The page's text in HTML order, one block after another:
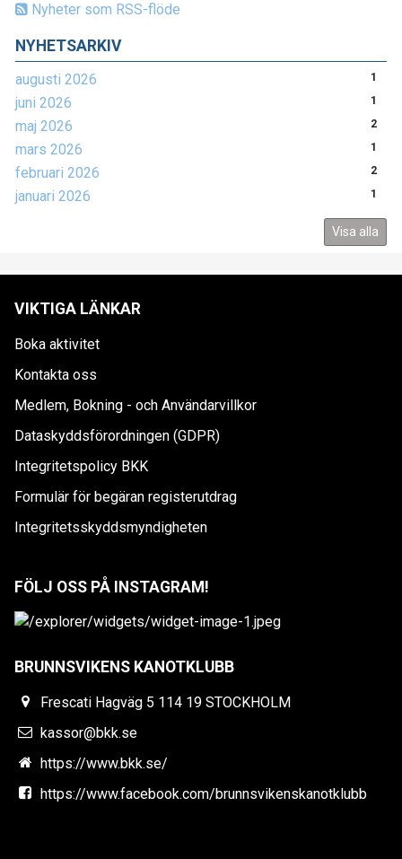
Nyheter som RSS-flöde
NYHETSARKIV
augusti 2026 1
juni 2026 1
maj 2026 2
mars 2026 1
februari 2026 2
januari 2026 1
Visa alla
VIKTIGA LÄNKAR
Boka aktivitet
Kontakta oss
Medlem, Bokning - och Användarvillkor
Dataskyddsförordningen (GDPR)
Integritetspolicy BKK
Formulär för begäran registerutdrag
Integritetsskyddsmyndigheten
FÖLJ OSS PÅ INSTAGRAM!
BRUNNSVIKENS KANOTKLUBB
Frescati Hagväg 5 114 19 STOCKHOLM
kassor@bkk.se
https://www.bkk.se/
https://www.facebook.com/brunnsvikenskanotklubb